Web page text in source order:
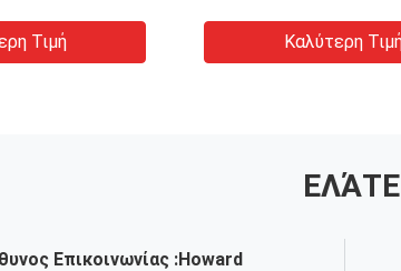
Τιμή Καλύτερη
Επικοινωνίας :Howard